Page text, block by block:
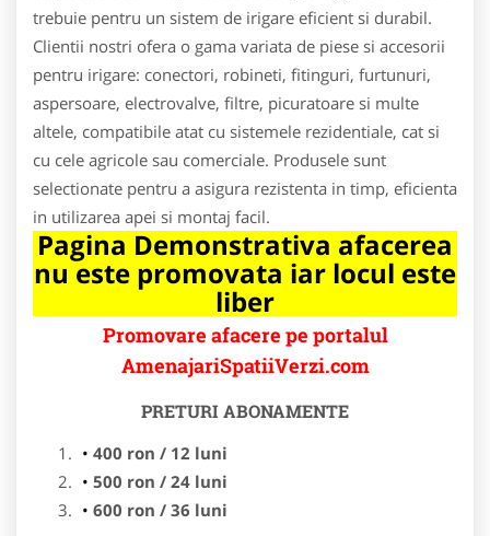
trebuie pentru un sistem de irigare eficient si durabil.
Clientii nostri ofera o gama variata de piese si accesorii
pentru irigare: conectori, robineti, fitinguri, furtunuri,
aspersoare, electrovalve, filtre, picuratoare si multe
altele, compatibile atat cu sistemele rezidentiale, cat si
cu cele agricole sau comerciale. Produsele sunt
selectionate pentru a asigura rezistenta in timp, eficienta
in utilizarea apei si montaj facil.
Pagina Demonstrativa afacerea
nu este promovata iar locul este
liber
Promovare afacere pe portalul
AmenajariSpatiiVerzi.com
PRETURI ABONAMENTE
400 ron / 12 luni
500 ron / 24 luni
600 ron / 36 luni